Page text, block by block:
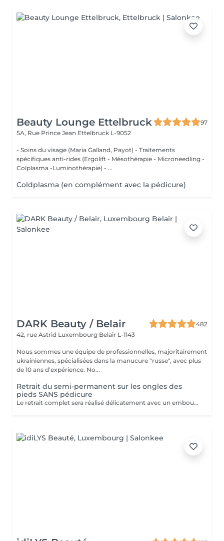
Beauty Lounge Ettelbruck
97
5A, Rue Prince Jean Ettelbruck L-9052
- Soins du visage (Maria Galland, Payot) - Traitements
spécifiques anti-rides (Ergolift - Mésothérapie - Microneedling -
Colplasma -Luminothérapie) - ...
Coldplasma (en complément avec la pédicure)
DARK Beauty / Belair
482
42, rue Astrid Luxembourg Belair L-1143
Nous sommes une équipe de professionnelles, majoritairement
ukrainiennes, spécialisées dans la manucure "russe", avec plus
de 10 ans d'expérience. No...
Retrait du semi-permanent sur les ongles des
pieds SANS pédicure
Le retrait complet sera réalisé délicatement avec un embout spécial de ponceuse à ongles. Inclus dans la prestation : Façonner et limer les ongles.